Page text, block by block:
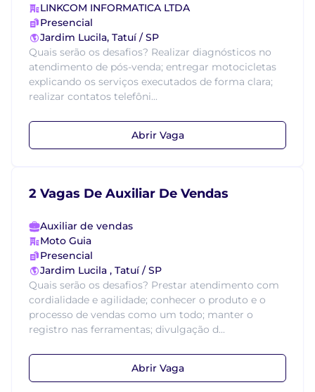
LINKCOM INFORMATICA LTDA
Presencial
Jardim Lucila, Tatuí / SP
Quais serão os desafios? Realizar diagnósticos no
atendimento de pós-venda; entregar motocicletas
explicando os serviços executados de forma clara;
realizar contatos telefôni...
Abrir Vaga
2 Vagas De Auxiliar De Vendas
Auxiliar de vendas
Moto Guia
Presencial
Jardim Lucila , Tatuí / SP
Quais serão os desafios? Prestar atendimento com
cordialidade e agilidade; conhecer o produto e o
processo de vendas como um todo; manter o
registro nas ferramentas; divulgação d...
Abrir Vaga